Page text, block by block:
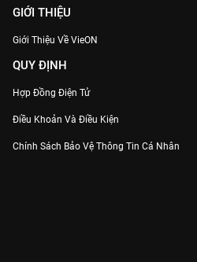
GIỚI THIỆU
Giới Thiệu Về VieON
QUY ĐỊNH
Hợp Đồng Điện Tử
Điều Khoản Và Điều Kiện
Chính Sách Bảo Vệ Thông Tin Cá Nhân